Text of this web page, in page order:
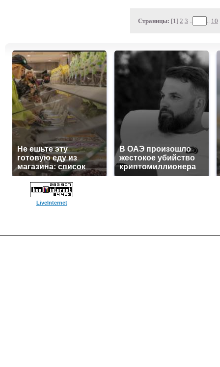
Страницы: [1] 2 3 .. .. 10
Не ешьте эту
готовую еду из
магазина: список
В ОАЭ произошло
жестокое убийство
криптомиллионера
LiveInternet